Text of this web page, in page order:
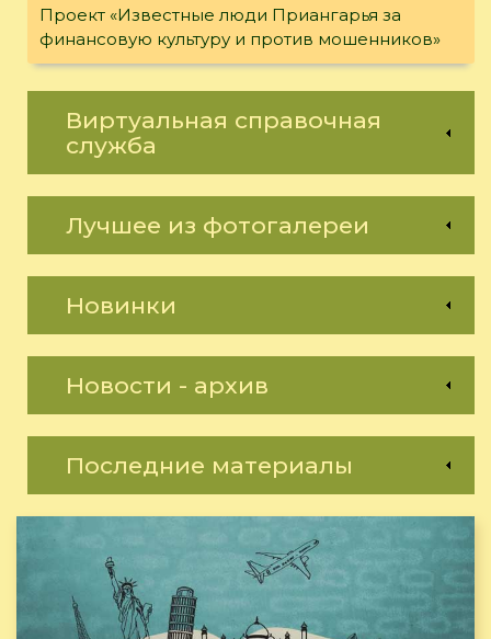
Проект «Известные люди Приангарья за
финансовую культуру и против мошенников»
Виртуальная справочная
служба
Лучшее из фотогалереи
Новинки
Новости - архив
Последние материалы